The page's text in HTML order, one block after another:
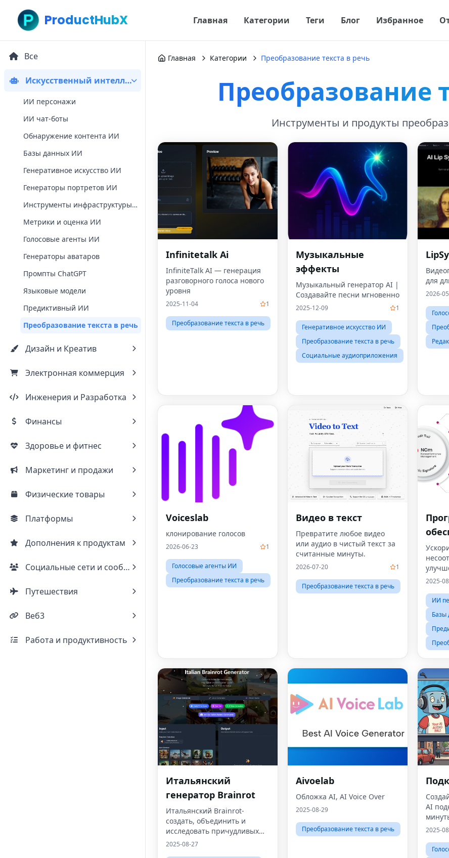
ProductHubX Главная Категории Теги Блог Избранное
Все
Искусственный интеллект
ИИ персонажи
ИИ чат-боты
Обнаружение контента ИИ
Базы данных ИИ
Генеративное искусство ИИ
Генераторы портретов ИИ
Инструменты инфраструктуры ИИ
Метрики и оценка ИИ
Голосовые агенты ИИ
Генераторы аватаров
Промпты ChatGPT
Языковые модели
Предиктивный ИИ
Преобразование текста в речь
Дизайн и Креатив
Электронная коммерция
Инженерия и Разработка
Финансы
Здоровье и фитнес
Маркетинг и продажи
Физические товары
Платформы
Дополнения к продуктам
Социальные сети и сообщества
Путешествия
Веб3
Работа и продуктивность
Главная Категории Преобразование текста в речь
Преобразование
Инструменты и продукты
Infinitetalk Ai
InfiniteTalk AI — генерация
разговорного голоса нового
уровня
2025-11-04 1
Преобразование текста в речь
Музыкальные
эффекты
Музыкальный генератор AI |
Создавайте песни мгновенно
2025-12-09 1
Генеративное искусство ИИ
Преобразование текста в речь
Социальные аудиоприложения
для
2026-
Voiceslab
клонирование голосов
2026-06-23 1
Голосовые агенты ИИ
Преобразование текста в речь
Видео в текст
Превратите любое видео
или аудио в чистый текст за
считанные минуты.
2026-07-20 1
Преобразование текста в речь
2025-
ИИ
Базы
Итальянский
генератор Brainrot
Итальянский Brainrot-
создать, объединить и
исследовать причудливых
животных и голосов Brainrot,
2025-08-27
Aivoelab
Обложка AI, AI Voice Over
2025-08-29
Преобразование текста в речь
AI
2025-